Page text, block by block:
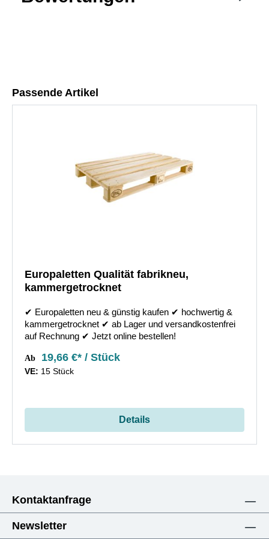
Passende Artikel
Europaletten Qualität fabrikneu,
kammergetrocknet
✔︎ Europaletten neu & günstig kaufen ✔︎ hochwertig &
kammergetrocknet ✔︎ ab Lager und versandkostenfrei
auf Rechnung ✔︎ Jetzt online bestellen!
Ab 19,66 €* / Stück
VE: 15 Stück
Details
Kontaktanfrage
Newsletter